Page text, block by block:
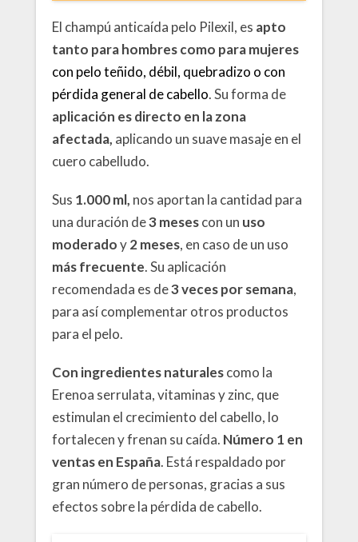
El champú anticaída pelo Pilexil, es apto
tanto para hombres como para mujeres
con pelo teñido, débil, quebradizo o con
pérdida general de cabello. Su forma de
aplicación es directo en la zona
afectada, aplicando un suave masaje en el
cuero cabelludo.
Sus 1.000 ml, nos aportan la cantidad para
una duración de3 mesescon un uso
moderadoy2 meses, en caso de un uso
más frecuente. Su aplicación
recomendada es de3 veces por semana,
para así complementar otros productos
para el pelo.
Con ingredientes naturalescomo la
Erenoa serrulata, vitaminas y zinc, que
estimulan el crecimiento del cabello, lo
fortalecen y frenan su caída. Número 1 en
ventas en España. Está respaldado por
gran número de personas, gracias a sus
efectos sobre la pérdida de cabello.